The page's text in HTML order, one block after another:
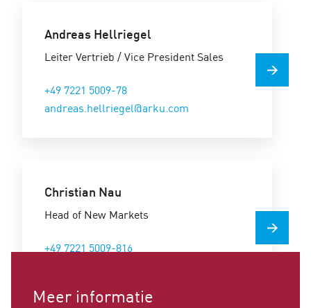
Andreas Hellriegel
Leiter Vertrieb / Vice President Sales
+49 7221 5009-78
andreas.hellriegel@arku.com
Christian Nau
Head of New Markets
+49 7221 5009-816
Meer informatie